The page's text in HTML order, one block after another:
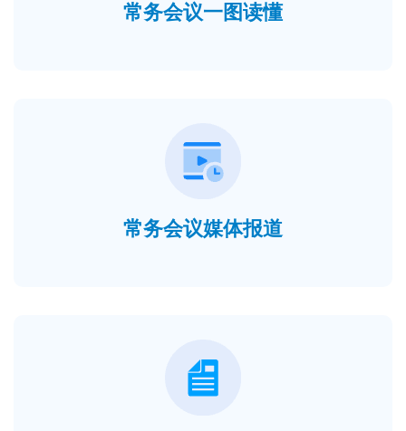
常务会议一图读懂
常务会议媒体报道